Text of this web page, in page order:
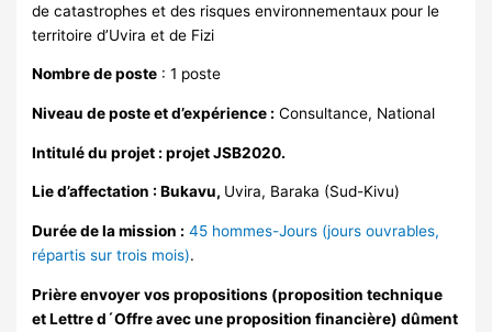
de catastrophes et des risques environnementaux pour le
territoire d’Uvira et de Fizi
Nombre de poste : 1 poste
Niveau de poste et d’expérience : Consultance, National
Intitulé du projet :projet JSB2020.
Lie d’affectation : Bukavu, Uvira, Baraka (Sud-Kivu)
Durée de la mission : 45 hommes-Jours (jours ouvrables,
répartis sur trois mois).
Prière envoyer vos propositions (proposition technique
et Lettre d´Offre avec une proposition financière) dûment